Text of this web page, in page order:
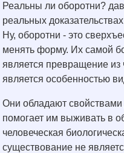
Реальны ли оборотни?
реальных
Ну, оборотни - это
менять форму. Их самой
является превращение из
является особенностью
Они обладают
помогает им выживать в
человеческая
существование не